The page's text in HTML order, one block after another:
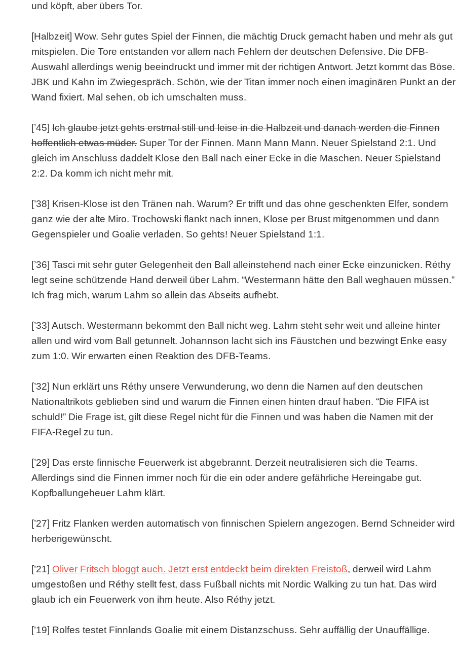
und köpft, aber übers Tor.
[Halbzeit] Wow. Sehr gutes Spiel der Finnen, die mächtig Druck gemacht haben und mehr als gut
mitspielen. Die Tore entstanden vor allem nach Fehlern der deutschen Defensive. Die DFB-
Auswahl allerdings wenig beeindruckt und immer mit der richtigen Antwort. Jetzt kommt das Böse.
JBK und Kahn im Zwiegespräch. Schön, wie der Titan immer noch einen imaginären Punkt an der
Wand fixiert. Mal sehen, ob ich umschalten muss.
[’45] Ich glaube jetzt gehts erstmal still und leise in die Halbzeit und danach werden die Finnen
hoffentlich etwas müder. Super Tor der Finnen. Mann Mann Mann. Neuer Spielstand 2:1. Und
gleich im Anschluss daddelt Klose den Ball nach einer Ecke in die Maschen. Neuer Spielstand
2:2. Da komm ich nicht mehr mit.
[’38] Krisen-Klose ist den Tränen nah. Warum? Er trifft und das ohne geschenkten Elfer, sondern
ganz wie der alte Miro. Trochowski flankt nach innen, Klose per Brust mitgenommen und dann
Gegenspieler und Goalie verladen. So gehts! Neuer Spielstand 1:1.
[’36] Tasci mit sehr guter Gelegenheit den Ball alleinstehend nach einer Ecke einzunicken. Réthy
legt seine schützende Hand derweil über Lahm. “Westermann hätte den Ball weghauen müssen.”
Ich frag mich, warum Lahm so allein das Abseits aufhebt.
[’33] Autsch. Westermann bekommt den Ball nicht weg. Lahm steht sehr weit und alleine hinter
allen und wird vom Ball getunnelt. Johannson lacht sich ins Fäustchen und bezwingt Enke easy
zum 1:0. Wir erwarten einen Reaktion des DFB-Teams.
[’32] Nun erklärt uns Réthy unsere Verwunderung, wo denn die Namen auf den deutschen
Nationaltrikots geblieben sind und warum die Finnen einen hinten drauf haben. “Die FIFA ist
schuld!” Die Frage ist, gilt diese Regel nicht für die Finnen und was haben die Namen mit der
FIFA-Regel zu tun.
[’29] Das erste finnische Feuerwerk ist abgebrannt. Derzeit neutralisieren sich die Teams.
Allerdings sind die Finnen immer noch für die ein oder andere gefährliche Hereingabe gut.
Kopfballungeheuer Lahm klärt.
[’27] Fritz Flanken werden automatisch von finnischen Spielern angezogen. Bernd Schneider wird
herberigewünscht.
[’21] Oliver Fritsch bloggt auch. Jetzt erst entdeckt beim direkten Freistoß, derweil wird Lahm
umgestoßen und Réthy stellt fest, dass Fußball nichts mit Nordic Walking zu tun hat. Das wird
glaub ich ein Feuerwerk von ihm heute. Also Réthy jetzt.
[’19] Rolfes testet Finnlands Goalie mit einem Distanzschuss. Sehr auffällig der Unauffällige.